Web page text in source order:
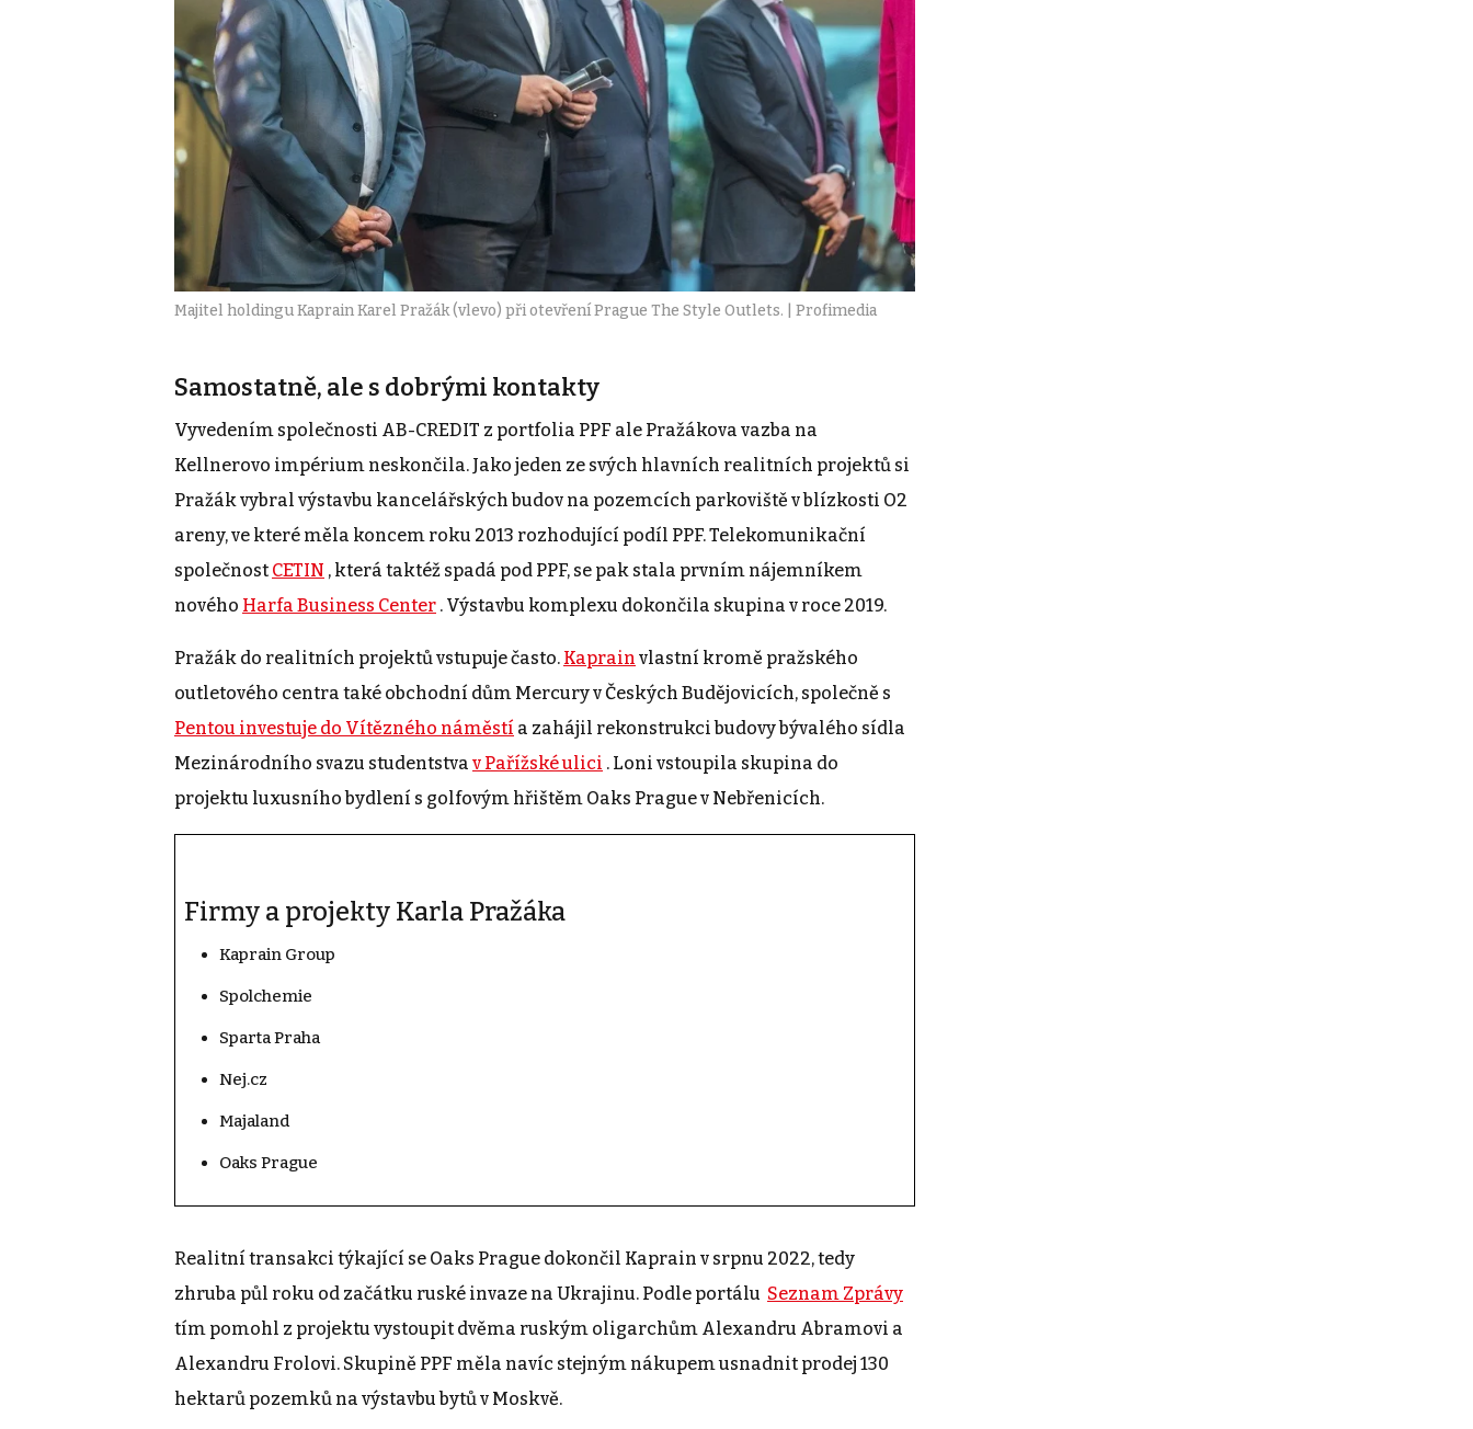
Majitel holdingu Kaprain Karel Pražák (vlevo) při otevření Prague The Style Outlets. | Profimedia
Samostatně, ale s dobrými kontakty
Vyvedením společnosti AB-CREDIT z portfolia PPF ale Pražákova vazba na
Kellnerovo impérium neskončila. Jako jeden ze svých hlavních realitních projektů si
Pražák vybral výstavbu kancelářských budov na pozemcích parkoviště v blízkosti O2
areny, ve které měla koncem roku 2013 rozhodující podíl PPF. Telekomunikační
společnost CETIN , která taktéž spadá pod PPF, se pak stala prvním nájemníkem
nového Harfa Business Center . Výstavbu komplexu dokončila skupina v roce 2019.
Pražák do realitních projektů vstupuje často. Kaprain vlastní kromě pražského
outletového centra také obchodní dům Mercury v Českých Budějovicích, společně s
Pentou investuje do Vítězného náměstí a zahájil rekonstrukci budovy bývalého sídla
Mezinárodního svazu studentstva v Pařížské ulici . Loni vstoupila skupina do
projektu luxusního bydlení s golfovým hřištěm Oaks Prague v Nebřenicích.
Firmy a projekty Karla Pražáka
Kaprain Group
Spolchemie
Sparta Praha
Nej.cz
Majaland
Oaks Prague
Realitní transakci týkající se Oaks Prague dokončil Kaprain v srpnu 2022, tedy
zhruba půl roku od začátku ruské invaze na Ukrajinu. Podle portálu Seznam Zprávy
tím pomohl z projektu vystoupit dvěma ruským oligarchům Alexandru Abramovi a
Alexandru Frolovi. Skupině PPF měla navíc stejným nákupem usnadnit prodej 130
hektarů pozemků na výstavbu bytů v Moskvě.